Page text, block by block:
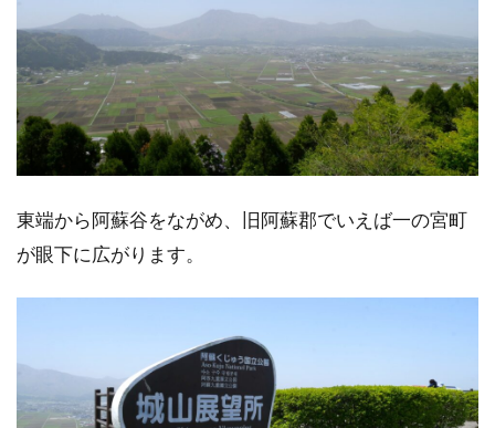
東端から阿蘇谷をながめ、旧阿蘇郡でいえば一の宮町
が眼下に広がります。